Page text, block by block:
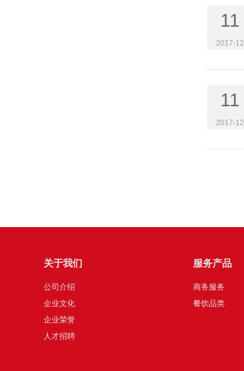
11
2017-12
11
2017-12
关于我们
公司介绍
企业文化
企业荣誉
人才招聘
服务产品
商务服务
餐饮品类